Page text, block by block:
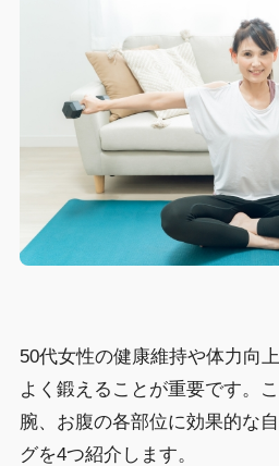
50代女性の健康維持や体力向
よく鍛えることが重要です。
腕、お腹の各部位に効果的な
グを4つ紹介します。